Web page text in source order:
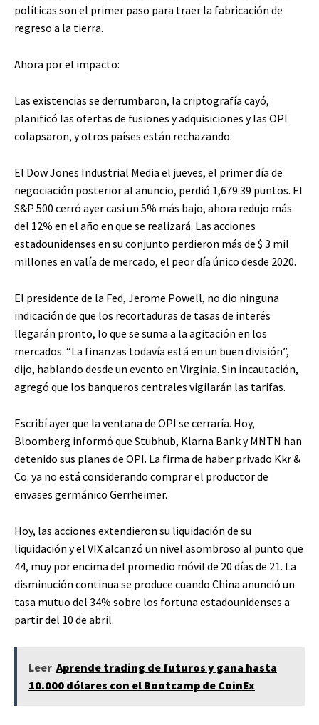
políticas son el primer paso para traer la fabricación de
regreso a la tierra.
Ahora por el impacto:
Las existencias se derrumbaron, la criptografía cayó,
planificó las ofertas de fusiones y adquisiciones y las OPI
colapsaron, y otros países están rechazando.
El Dow Jones Industrial Media el jueves, el primer día de
negociación posterior al anuncio, perdió 1,679.39 puntos. El
S&P 500 cerró ayer casi un 5% más bajo, ahora redujo más
del 12% en el año en que se realizará. Las acciones
estadounidenses en su conjunto perdieron más de $ 3 mil
millones en valía de mercado, el peor día único desde 2020.
El presidente de la Fed, Jerome Powell, no dio ninguna
indicación de que los recortaduras de tasas de interés
llegarán pronto, lo que se suma a la agitación en los
mercados. “La finanzas todavía está en un buen división”,
dijo, hablando desde un evento en Virginia. Sin incautación,
agregó que los banqueros centrales vigilarán las tarifas.
Escribí ayer que la ventana de OPI se cerraría. Hoy,
Bloomberg informó que Stubhub, Klarna Bank y MNTN han
detenido sus planes de OPI. La firma de haber privado Kkr &
Co. ya no está considerando comprar el productor de
envases germánico Gerrheimer.
Hoy, las acciones extendieron su liquidación de su
liquidación y el VIX alcanzó un nivel asombroso al punto que
44, muy por encima del promedio móvil de 20 días de 21. La
disminución continua se produce cuando China anunció un
tasa mutuo del 34% sobre los fortuna estadounidenses a
partir del 10 de abril.
Leer Aprende trading de futuros y gana hasta
10.000 dólares con el Bootcamp de CoinEx